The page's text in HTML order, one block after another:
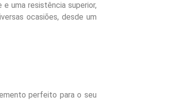
uma resistência superior,
ocasiões, desde um
perfeito para o seu